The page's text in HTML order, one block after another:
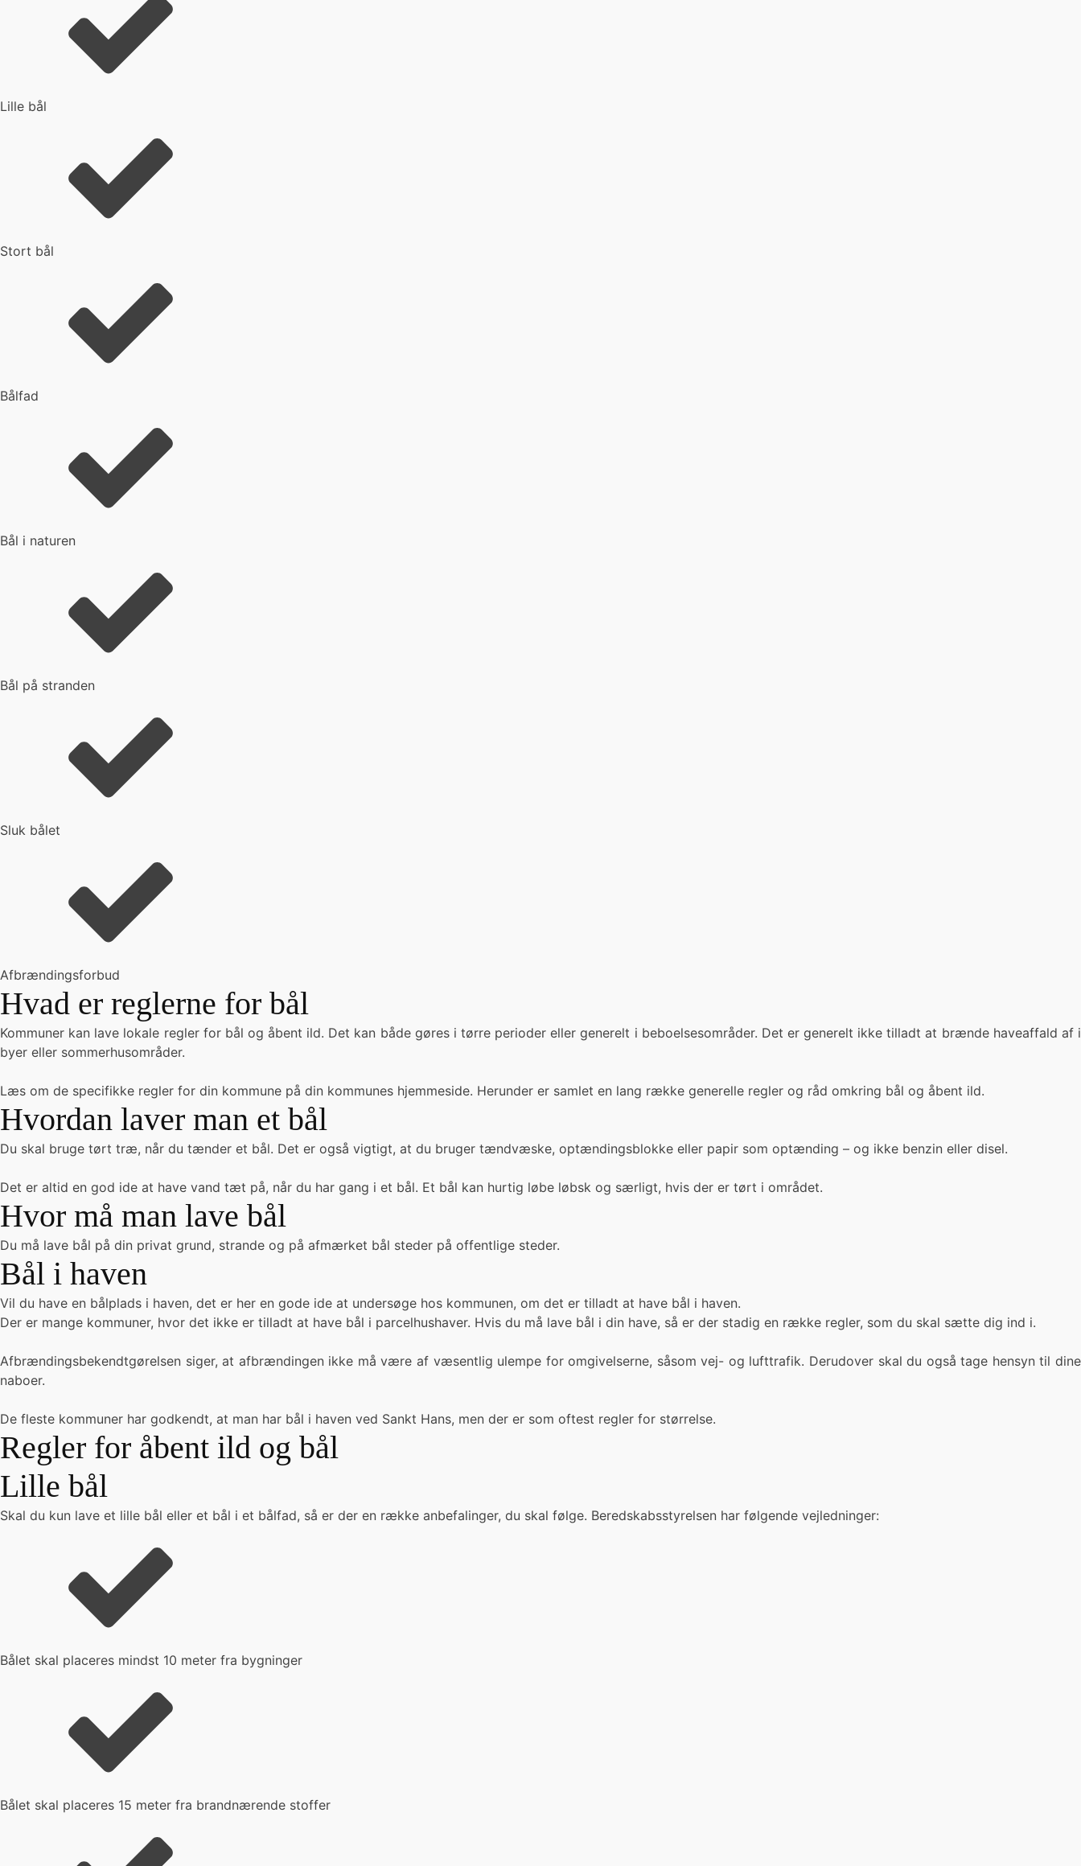
Lille bål
Stort bål
Bålfad
Bål i naturen
Bål på stranden
Sluk bålet
Afbrændingsforbud
Hvad er reglerne for bål
Kommuner kan lave lokale regler for bål og åbent ild. Det kan både gøres i tørre perioder eller generelt i beboelsesområder. Det er generelt ikke tilladt at brænde haveaffald af i
byer eller sommerhusområder.
Læs om de specifikke regler for din kommune på din kommunes hjemmeside. Herunder er samlet en lang række generelle regler og råd omkring bål og åbent ild.
Hvordan laver man et bål
Du skal bruge tørt træ, når du tænder et bål. Det er også vigtigt, at du bruger tændvæske, optændingsblokke eller papir som optænding – og ikke benzin eller disel.
Det er altid en god ide at have vand tæt på, når du har gang i et bål. Et bål kan hurtig løbe løbsk og særligt, hvis der er tørt i området.
Hvor må man lave bål
Du må lave bål på din privat grund, strande og på afmærket bål steder på offentlige steder.
Bål i haven
Vil du have en bålplads i haven, det er her en gode ide at undersøge hos kommunen, om det er tilladt at have bål i haven.
Der er mange kommuner, hvor det ikke er tilladt at have bål i parcelhushaver. Hvis du må lave bål i din have, så er der stadig en række regler, som du skal sætte dig ind i.
Afbrændingsbekendtgørelsen siger, at afbrændingen ikke må være af væsentlig ulempe for omgivelserne, såsom vej- og lufttrafik. Derudover skal du også tage hensyn til dine
naboer.
De fleste kommuner har godkendt, at man har bål i haven ved Sankt Hans, men der er som oftest regler for størrelse.
Regler for åbent ild og bål
Lille bål
Skal du kun lave et lille bål eller et bål i et bålfad, så er der en række anbefalinger, du skal følge. Beredskabsstyrelsen har følgende vejledninger:
Bålet skal placeres mindst 10 meter fra bygninger
Bålet skal placeres 15 meter fra brandnærende stoffer